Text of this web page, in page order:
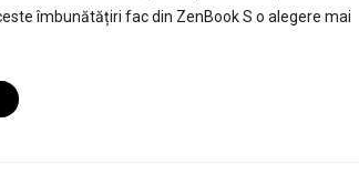
îmbunătățiri fac din ZenBook S o alegere mai